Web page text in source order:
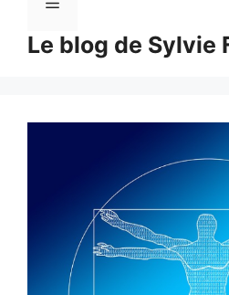
Le blog de Sylvie